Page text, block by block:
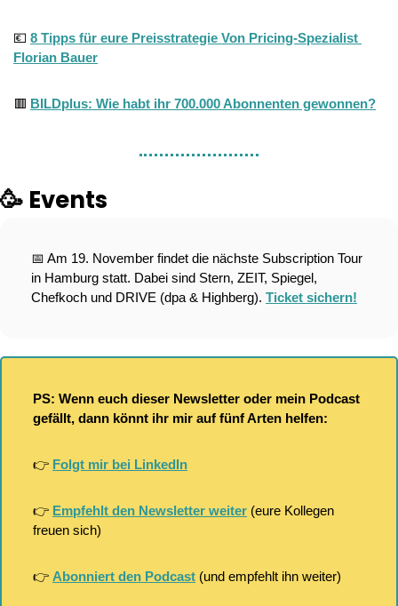
💶 8 Tipps für eure Preisstrategie Von Pricing-Spezialist
Florian Bauer
🟥 BILDplus: Wie habt ihr 700.000 Abonnenten gewonnen?
🥳 Events
📅 Am 19. November findet die nächste Subscription Tour
in Hamburg statt. Dabei sind Stern, ZEIT, Spiegel,
Chefkoch und DRIVE (dpa & Highberg). Ticket sichern!
PS: Wenn euch dieser Newsletter oder mein Podcast
gefällt, dann könnt ihr mir auf fünf Arten helfen:
👉 Folgt mir bei LinkedIn
👉 Empfehlt den Newsletter weiter (eure Kollegen
freuen sich)
👉 Abonniert den Podcast (und empfehlt ihn weiter)